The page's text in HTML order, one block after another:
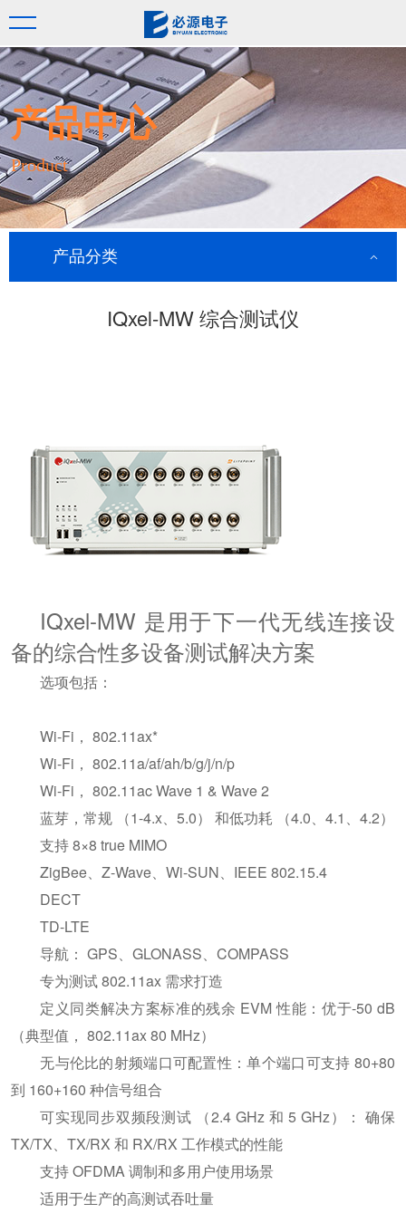
产品中心
Product
产品分类
IQxel-MW 综合测试仪
IQxel-MW 是用于下一代无线连接设
备的综合性多设备测试解决方案
选项包括：
Wi-Fi， 802.11ax*
Wi-Fi， 802.11a/af/ah/b/g/j/n/p
Wi-Fi， 802.11ac Wave 1 & Wave 2
蓝芽，常规 （1-4.x、5.0） 和低功耗 （4.0、4.1、4.2）
支持 8×8 true MIMO
ZigBee、Z-Wave、Wi-SUN、IEEE 802.15.4
DECT
TD-LTE
导航： GPS、GLONASS、COMPASS
专为测试 802.11ax 需求打造
定义同类解决方案标准的残余 EVM 性能：优于-50 dB
（典型值， 802.11ax 80 MHz）
无与伦比的射频端口可配置性：单个端口可支持 80+80
到 160+160 种信号组合
可实现同步双频段测试 （2.4 GHz 和 5 GHz）： 确保
TX/TX、TX/RX 和 RX/RX 工作模式的性能
支持 OFDMA 调制和多用户使用场景
适用于生产的高测试吞吐量